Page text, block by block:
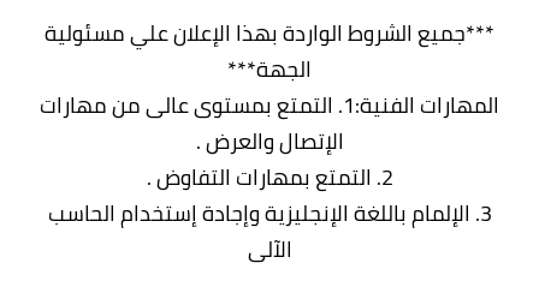
***جميع الشروط الواردة بهذا الإعلان علي مسئولية
الجهة***
المهارات الفنية:1. التمتع بمستوى عالى من مهارات
الإتصال والعرض .
2. التمتع بمهارات التفاوض .
3. الإلمام باللغة الإنجليزية وإجادة إستخدام الحاسب
الآلى